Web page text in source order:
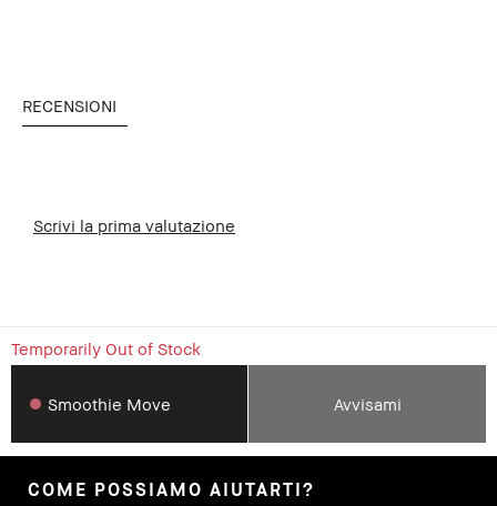
RECENSIONI
Scrivi la prima valutazione
Temporarily Out of Stock
Smoothie Move Avvisami
COME POSSIAMO AIUTARTI?